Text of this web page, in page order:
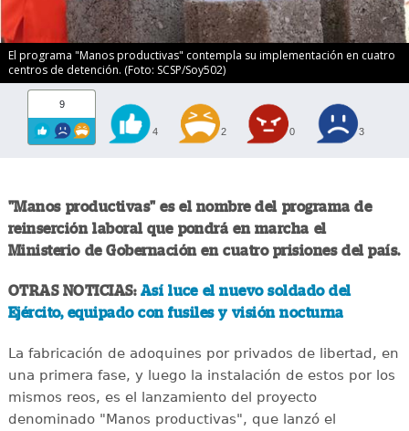
El programa "Manos productivas" contempla su implementación en cuatro
centros de detención. (Foto: SCSP/Soy502)
9
4 2 0 3
"Manos productivas" es el nombre del programa de
reinserción laboral que pondrá en marcha el
Ministerio de Gobernación en cuatro prisiones del país.
OTRAS NOTICIAS: Así luce el nuevo soldado del
Ejército, equipado con fusiles y visión nocturna
La fabricación de adoquines por privados de libertad, en
una primera fase, y luego la instalación de estos por los
mismos reos, es el lanzamiento del proyecto
denominado "Manos productivas", que lanzó el